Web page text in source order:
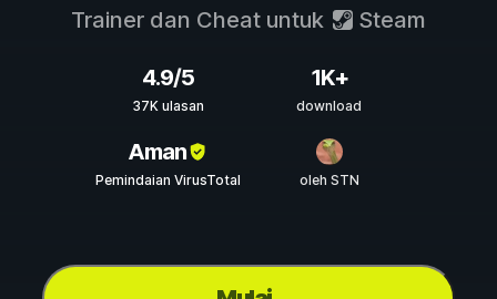
Trainer dan Cheat untuk Steam
4.9/5
37K ulasan
1K+
download
Aman
Pemindaian VirusTotal oleh STN